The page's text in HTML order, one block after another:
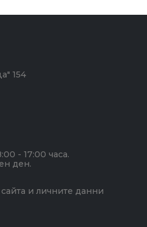
154
- 17:00 часа.
ден.
и личните данни